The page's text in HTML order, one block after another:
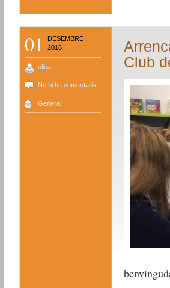
01
DESEMBRE
2016
clicat
No hi ha comentaris
General
Club